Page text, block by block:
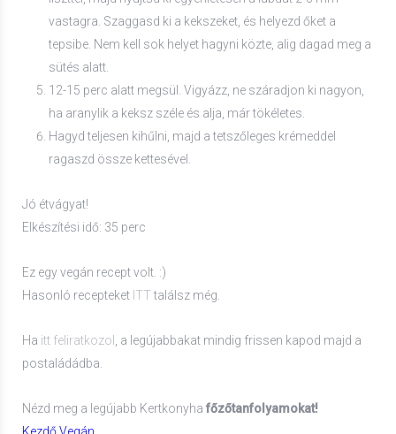
vastagra. Szaggasd ki a kekszeket, és helyezd őket a
tepsibe. Nem kell sok helyet hagyni közte, alig dagad meg a
sütés alatt.
12-15 perc alatt megsül. Vigyázz, ne száradjon ki nagyon,
ha aranylik a keksz széle és alja, már tökéletes.
Hagyd teljesen kihűlni, majd a tetszőleges krémeddel
ragaszd össze kettesével.
Jó étvágyat!
Elkészítési idő: 35 perc
Ez egy vegán recept volt. :)
Hasonló recepteket ITT találsz még.
Ha itt feliratkozol
, a legújabbakat mindig frissen kapod majd a
postaládádba.
Nézd meg a legújabb Kertkonyha főzőtanfolyamokat!